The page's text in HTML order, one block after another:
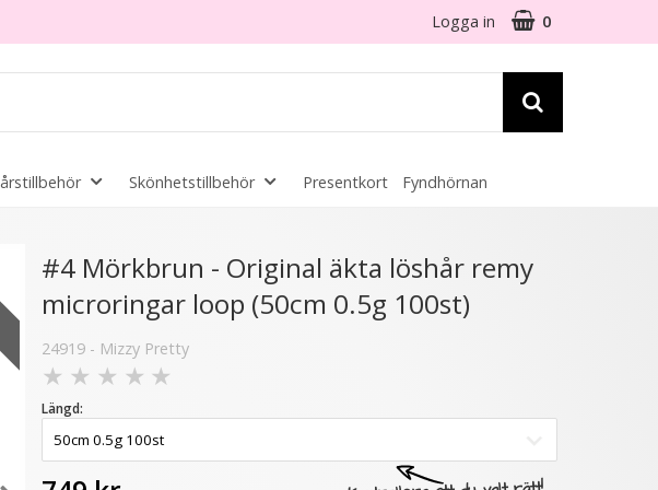
Logga in 0
Skönhetstillbehör Presentkort Fyndhörnan
6 varianter
#4 Mörkbrun - Original äkta löshår remy
microringar loop (50cm 0.5g 100st)
24919 - Mizzy Pretty
★ ★ ★ ★ ★
Längd: